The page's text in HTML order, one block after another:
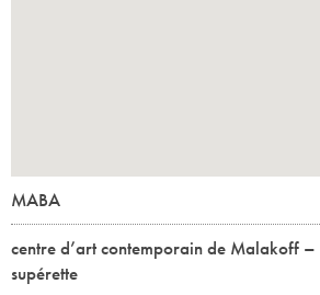
MABA
centre d’art contemporain de Malakoff –
supérette